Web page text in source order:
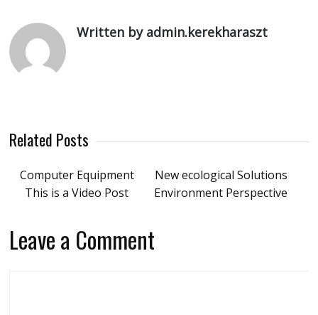
Written by admin.kerekharaszt
Related Posts
Computer Equipment
New ecological Solutions
This is a Video Post
Environment Perspective
Leave a Comment